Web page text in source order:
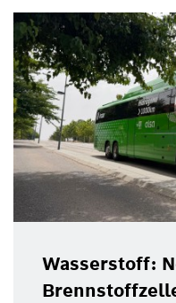
Wasserstoff: